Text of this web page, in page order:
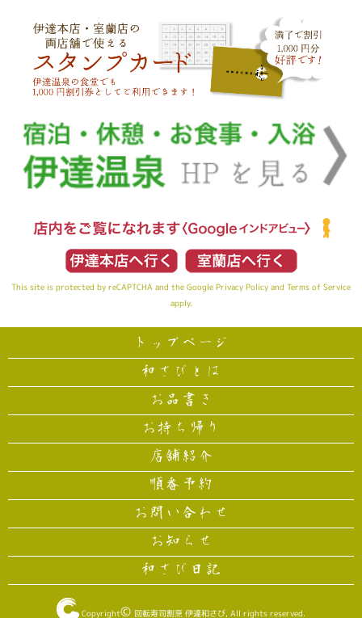
This site is protected by reCAPTCHA and the Google Privacy Policy and Terms of Service
apply.
トップページ
和さびとは
お品書き
お持ち帰り
店舗紹介
順番予約
お問い合わせ
お知らせ
和さび日記
Copyright© 回転寿司割烹 伊達和さび, All rights reserved.